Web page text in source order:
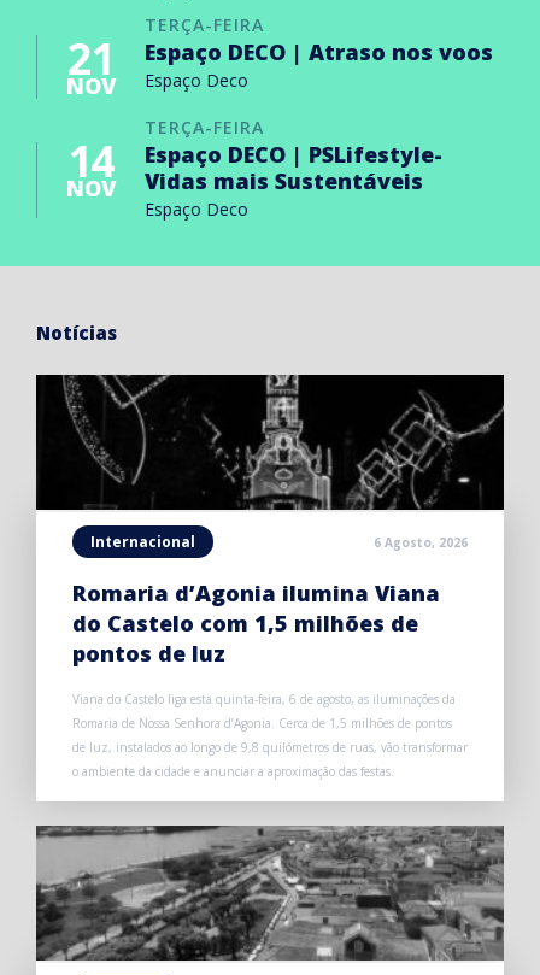
TERÇA-FEIRA
21
NOV
Espaço DECO | Atraso nos voos
Espaço Deco
TERÇA-FEIRA
14
NOV
Espaço DECO | PSLifestyle-
Vidas mais Sustentáveis
Espaço Deco
Notícias
Internacional 6 Agosto, 2026
Romaria d’Agonia ilumina Viana
do Castelo com 1,5 milhões de
pontos de luz
Viana do Castelo liga esta quinta-feira, 6 de agosto, as iluminações da
Romaria de Nossa Senhora d’Agonia. Cerca de 1,5 milhões de pontos
de luz, instalados ao longo de 9,8 quilómetros de ruas, vão transformar
o ambiente da cidade e anunciar a aproximação das festas.